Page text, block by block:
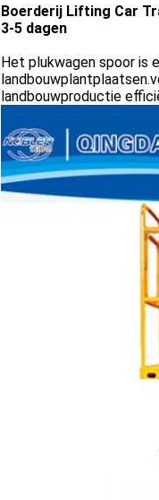
Boerderij Lifting Car
3-5 dagen
Het plukwagen spoor is
landbouwproductie